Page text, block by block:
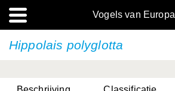
Vogels van Europa
Hippolais polyglotta